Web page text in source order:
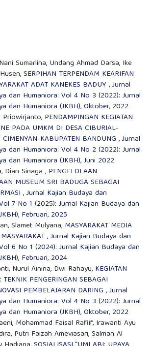
Sumarlina, Undang Ahmad Darsa, Ike
SERPIHAN TERPENDAM KEARIFAN
ADAT KANEKES BADUY ,Jurnal
dan Humaniora: Vol 4 No 3 (2022): Jurnal
dan Humaniora (JKBH), Oktober, 2022
Priowirjanto, PENDAMPINGAN KEGIATAN
PADA UMKM DI DESA CIBURIAL-
CIMENYAN-KABUPATEN BANDUNG ,Jurnal
dan Humaniora: Vol 4 No 2 (2022): Jurnal
dan Humaniora (JKBH), Juni 2022
Dian Sinaga , PENGELOLAAN
MUSEUM SRI BADUGA SEBAGAI
,Jurnal Kajian Budaya dan
7 No 1 (2025): Jurnal Kajian Budaya dan
Februari, 2025
Slamet Mulyana, MASYARAKAT MEDIA
,Jurnal Kajian Budaya dan
6 No 1 (2024): Jurnal Kajian Budaya dan
Februari, 2024
Nurul Ainina, Dwi Rahayu, KEGIATAN
PENGERINGAN SEBAGAI
PEMBELAJARAN DARING ,Jurnal
dan Humaniora: Vol 4 No 3 (2022): Jurnal
dan Humaniora (JKBH), Oktober, 2022
Mohammad Faisal Rafiif, Irawanti Ayu
Putri Faizah Ameviasari, Salman Al